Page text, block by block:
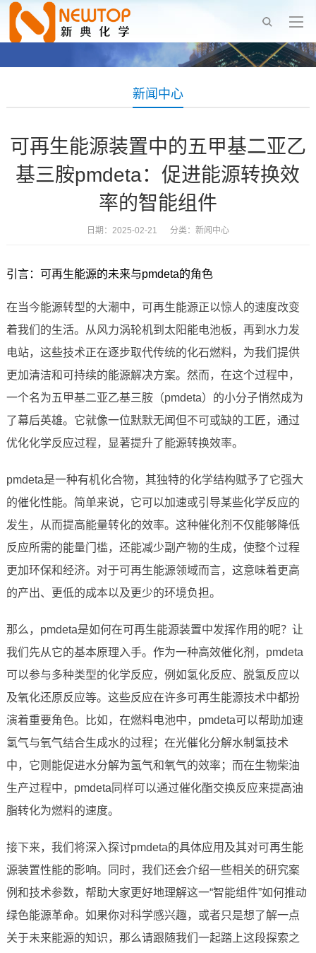
新闻中心
可再生能源装置中的五甲基二亚乙
基三胺pmdeta：促进能源转换效
率的智能组件
日期：2025-02-21 分类： 新闻中心
引言：可再生能源的未来与pmdeta的角色
在当今能源转型的大潮中，可再生能源正以惊人的速度改变
着我们的生活。从风力涡轮机到太阳能电池板，再到水力发
电站，这些技术正在逐步取代传统的化石燃料，为我们提供
更加清洁和可持续的能源解决方案。然而，在这个过程中，
一个名为五甲基二亚乙基三胺（pmdeta）的小分子悄然成为
了幕后英雄。它就像一位默默无闻但不可或缺的工匠，通过
优化化学反应过程，显著提升了能源转换效率。
pmdeta是一种有机化合物，其独特的化学结构赋予了它强大
的催化性能。简单来说，它可以加速或引导某些化学反应的
发生，从而提高能量转化的效率。这种催化剂不仅能够降低
反应所需的能量门槛，还能减少副产物的生成，使整个过程
更加环保和经济。对于可再生能源领域而言，这意味着更高
的产出、更低的成本以及更少的环境负担。
那么，pmdeta是如何在可再生能源装置中发挥作用的呢？让
我们先从它的基本原理入手。作为一种高效催化剂，pmdeta
可以参与多种类型的化学反应，例如氢化反应、脱氢反应以
及氧化还原反应等。这些反应在许多可再生能源技术中都扮
演着重要角色。比如，在燃料电池中，pmdeta可以帮助加速
氢气与氧气结合生成水的过程；在光催化分解水制氢技术
中，它则能促进水分解为氢气和氧气的效率；而在生物柴油
生产过程中，pmdeta同样可以通过催化酯交换反应来提高油
脂转化为燃料的速度。
接下来，我们将深入探讨pmdeta的具体应用及其对可再生能
源装置性能的影响。同时，我们还会介绍一些相关的研究案
例和技术参数，帮助大家更好地理解这一“智能组件”如何推动
绿色能源革命。如果你对科学感兴趣，或者只是想了解一点
关于未来能源的知识，那么请跟随我们一起踏上这段探索之